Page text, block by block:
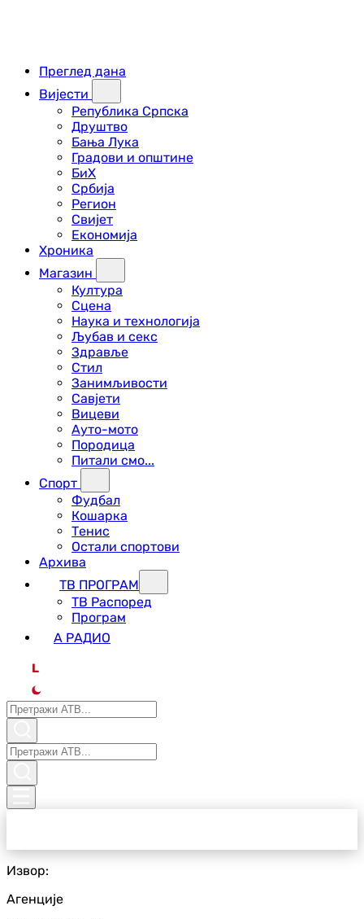
Преглед дана
Вијести
Република Српска
Друштво
Бања Лука
Градови и општине
БиХ
Србија
Регион
Свијет
Економија
Хроника
Магазин
Култура
Сцена
Наука и технологија
Љубав и секс
Здравље
Стил
Занимљивости
Савјети
Вицеви
Ауто-мото
Породица
Питали смо...
Спорт
Фудбал
Кошарка
Тенис
Остали спортови
Архива
ТВ ПРОГРАМ
ТВ Распоред
Програм
А РАДИО
L
Извор:
Агенције